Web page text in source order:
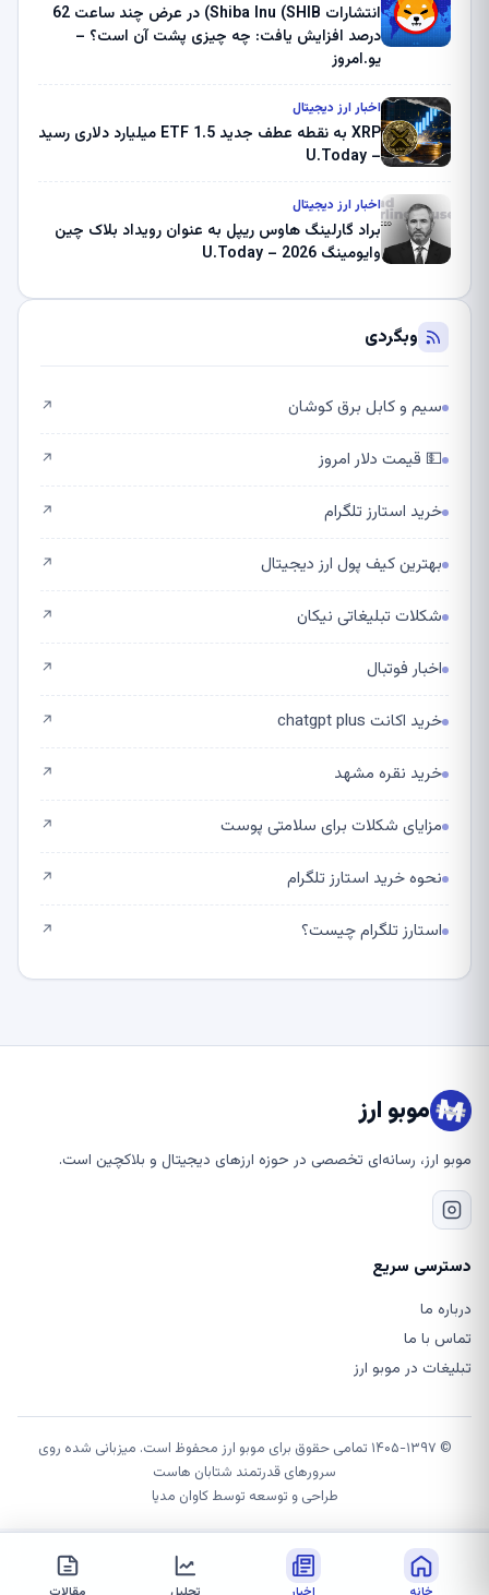
انتشارات Shiba Inu (SHIB) در عرض چند ساعت 62
درصد افزایش یافت: چه چیزی پشت آن است؟ –
یو.امروز
اخبار ارز دیجیتال
XRP به نقطه عطف جدید ETF 1.5 میلیارد دلاری رسید
– U.Today
اخبار ارز دیجیتال
براد گارلینگ هاوس ریپل به عنوان رویداد بلاک چین
وایومینگ 2026 – U.Today
وبگردی
سیم و کابل برق کوشان ↗
💵 قیمت دلار امروز ↗
خرید استارز تلگرام ↗
بهترین کیف پول ارز دیجیتال ↗
شکلات تبلیغاتی نیکان ↗
اخبار فوتبال ↗
خرید اکانت chatgpt plus ↗
خرید نقره مشهد ↗
مزایای شکلات برای سلامتی پوست ↗
نحوه خرید استارز تلگرام ↗
استارز تلگرام چیست؟ ↗
موبو ارز
موبو ارز، رسانه‌ای تخصصی در حوزه ارزهای دیجیتال و بلاکچین است.
دسترسی سریع
درباره ما
تماس با ما
تبلیغات در موبو ارز
© ۱۴۰۵-۱۳۹۷ تمامی حقوق برای موبو ارز محفوظ است. میزبانی شده روی
سرورهای قدرتمند شتابان هاست
طراحی و توسعه توسطکاوان مدیا